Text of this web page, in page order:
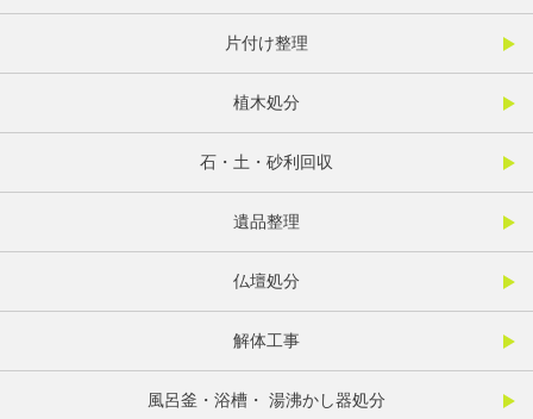
片付け整理
植木処分
石・土・砂利回収
遺品整理
仏壇処分
解体工事
風呂釜・浴槽・ 湯沸かし器処分